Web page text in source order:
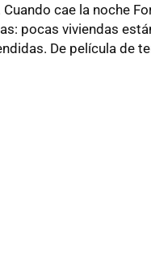
cae la noche
pocas viviendas
De película de